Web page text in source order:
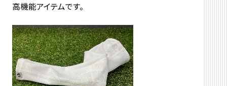
高機能アイテムです。